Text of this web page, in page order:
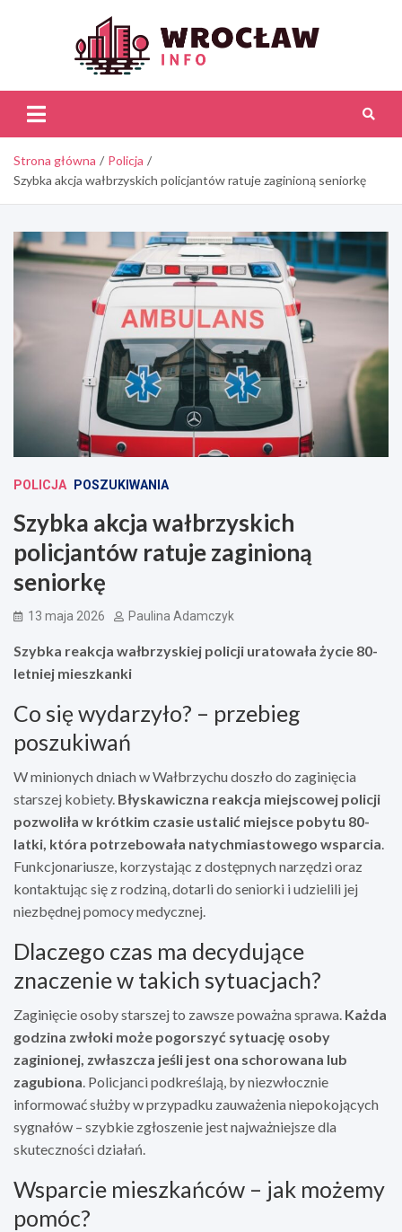
Strona główna
Policja
Szybka akcja wałbrzyskich policjantów ratuje zaginioną seniorkę
POLICJA POSZUKIWANIA
Szybka akcja wałbrzyskich
policjantów ratuje zaginioną
seniorkę
13 maja 2026 Paulina Adamczyk
Szybka reakcja wałbrzyskiej policji uratowała życie 80-
letniej mieszkanki
Co się wydarzyło? – przebieg
poszukiwań
W minionych dniach w Wałbrzychu doszło do zaginięcia
starszej kobiety. Błyskawiczna reakcja miejscowej policji
pozwoliła w krótkim czasie ustalić miejsce pobytu 80-
latki, która potrzebowała natychmiastowego wsparcia.
Funkcjonariusze, korzystając z dostępnych narzędzi oraz
kontaktując się z rodziną, dotarli do seniorki i udzielili jej
niezbędnej pomocy medycznej.
Dlaczego czas ma decydujące
znaczenie w takich sytuacjach?
Zaginięcie osoby starszej to zawsze poważna sprawa. Każda
godzina zwłoki może pogorszyć sytuację osoby
zaginionej, zwłaszcza jeśli jest ona schorowana lub
zagubiona. Policjanci podkreślają, by niezwłocznie
informować służby w przypadku zauważenia niepokojących
sygnałów – szybkie zgłoszenie jest najważniejsze dla
skuteczności działań.
Wsparcie mieszkańców – jak możemy
pomóc?